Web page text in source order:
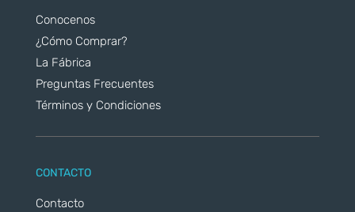
Conocenos
¿Cómo Comprar?
La Fábrica
Preguntas Frecuentes
Términos y Condiciones
CONTACTO
Contacto